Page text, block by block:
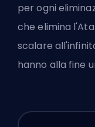
per ogni
che elimina
scalare
hanno alla fine